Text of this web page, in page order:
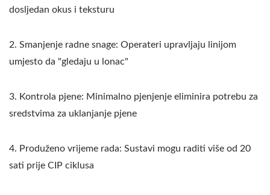
dosljedan okus i teksturu
2. Smanjenje radne snage: Operateri upravljaju linijom
umjesto da "gledaju u lonac"
3. Kontrola pjene: Minimalno pjenjenje eliminira potrebu za
sredstvima za uklanjanje pjene
4. Produženo vrijeme rada: Sustavi mogu raditi više od 20
sati prije CIP ciklusa